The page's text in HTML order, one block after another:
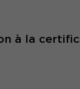
à la